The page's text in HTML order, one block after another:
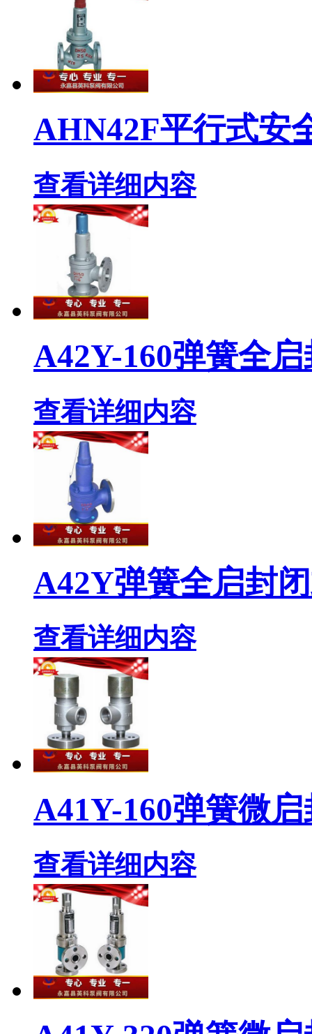
AHN42F平行式安
查看详细内容
A42Y-160弹簧全
查看详细内容
A42Y弹簧全启封
查看详细内容
A41Y-160弹簧微
查看详细内容